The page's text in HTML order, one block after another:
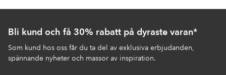
Bli kund och få 30% rabatt på dyraste varan*
Som kund hos oss får du ta del av exklusiva erbjudanden,
spännande nyheter och massor av inspiration.